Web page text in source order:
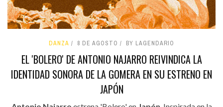
DANZA 8 DE AGOSTO BY LAGENDARIO
EL 'BOLERO' DE ANTONIO NAJARRO REIVINDICA LA
IDENTIDAD SONORA DE LA GOMERA EN SU ESTRENO EN
JAPÓN